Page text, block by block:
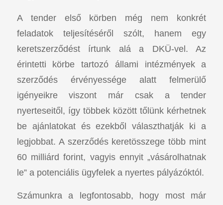
A tender első körben még nem konkrét
feladatok teljesítéséről szólt, hanem egy
keretszerződést írtunk alá a DKÜ-vel. Az
érintetti körbe tartozó állami intézmények a
szerződés érvényessége alatt felmerülő
igényeikre viszont már csak a tender
nyerteseitől, így többek között tőlünk kérhetnek
be ajánlatokat és ezekből választhatják ki a
legjobbat. A szerződés keretösszege több mint
60 milliárd forint, vagyis ennyit „vásárolhatnak
le” a potenciális ügyfelek a nyertes pályázóktól.
Számunkra a legfontosabb, hogy most már